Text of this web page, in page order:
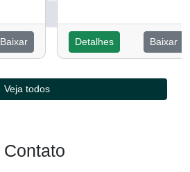
Baixar Detalhes Baixar
Veja todos
Contato